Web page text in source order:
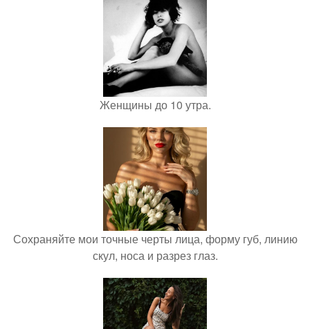
Женщины до 10 утра.
Сохраняйте мои точные черты лица, форму губ, линию
скул, носа и разрез глаз.